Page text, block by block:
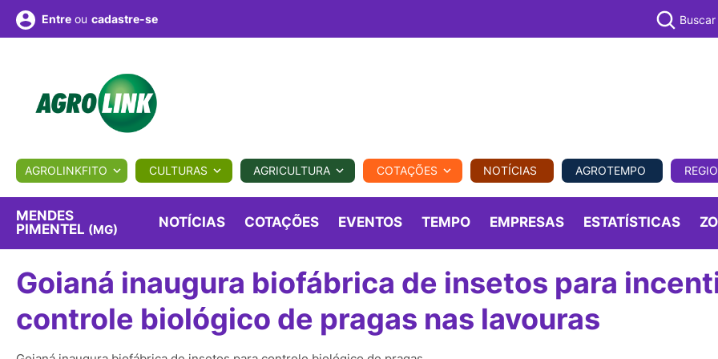
BIOLÓGICOS COTAÇÕES NOTÍCIAS AGROTEMPO REGIONAL COMERCIAL AGROVIAGENS
Conversor Colunistas
Vídeos
Entre ou cadastre-se Buscar
AGROLINKFITO CULTURAS AGRICULTURA COTAÇÕES NOTÍCIAS AGROTEMPO
MENDES
PIMENTEL (MG) NOTÍCIAS COTAÇÕES EVENTOS TEMPO EMPRESAS ESTATÍSTICAS
Goianá inaugura biofábrica de insetos para
controle biológico de pragas nas lavouras